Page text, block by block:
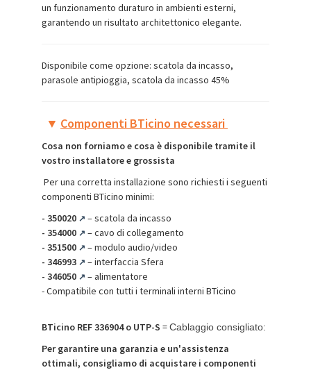
un funzionamento duraturo in ambienti esterni,
garantendo un risultato architettonico elegante.
Disponibile come opzione: scatola da incasso,
parasole antipioggia, scatola da incasso 45%
▼ Componenti BTicino necessari
Cosa non forniamo e cosa è disponibile tramite il
vostro installatore e grossista
Per una corretta installazione sono richiesti i seguenti
componenti BTicino minimi:
- 350020 ↗ – scatola da incasso
- 354000 ↗ – cavo di collegamento
- 351500 ↗ – modulo audio/video
- 346993 ↗ – interfaccia Sfera
- 346050 ↗ – alimentatore
- Compatibile con tutti i terminali interni BTicino
BTicino REF 336904 o UTP-S =Cablaggio consigliato:
Per garantire una garanzia e un'assistenza
ottimali, consigliamo di acquistare i componenti